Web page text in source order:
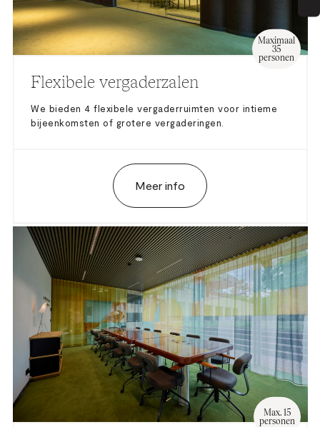
Flexibele vergaderzalen
Maximaal
35
personen
We bieden 4 flexibele vergaderruimten voor intieme
bijeenkomsten of grotere vergaderingen.
Meer info
Max. 15
personen